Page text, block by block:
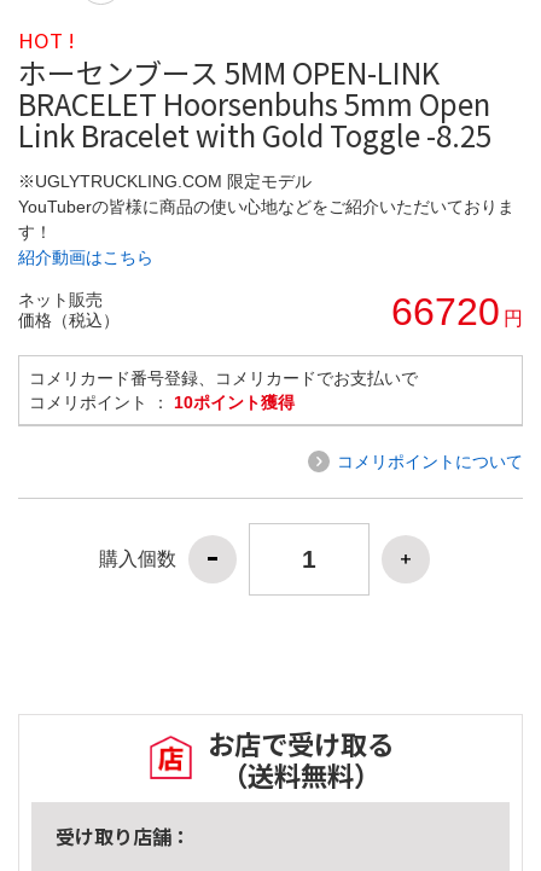
HOT !
ホーセンブース 5MM OPEN-LINK
BRACELET Hoorsenbuhs 5mm Open
Link Bracelet with Gold Toggle -8.25
※UGLYTRUCKLING.COM 限定モデル
YouTuberの皆様に商品の使い心地などをご紹介いただいておりま
す！
紹介動画はこちら
ネット販売
価格（税込）
66720 円
コメリカード番号登録、コメリカードでお支払いで
コメリポイント ： 10ポイント獲得
コメリポイントについて
購入個数
お店で受け取る
（送料無料）
受け取り店舗：